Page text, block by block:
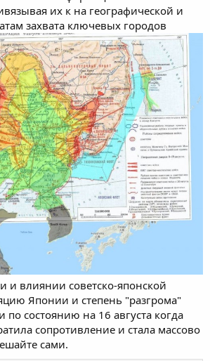
их к на географической и
захвата ключевых городов
и влиянии советско-японской
Японии и степень "разгрома"
по состоянию на 16 августа когда
сопротивление и стала массово
сами.